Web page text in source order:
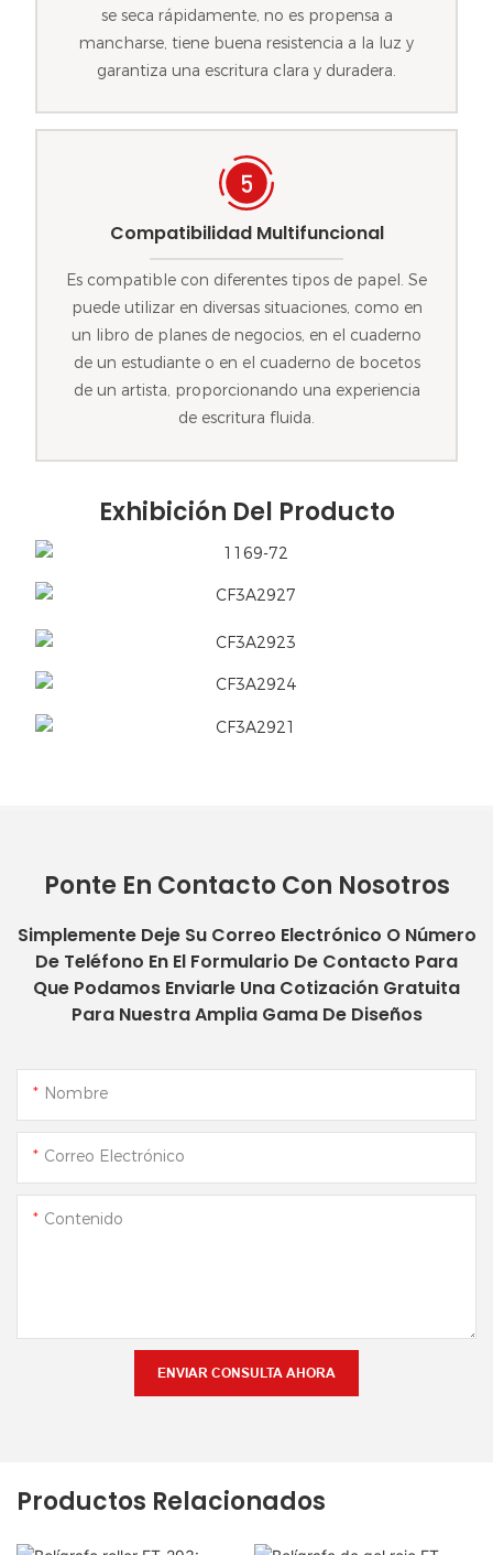
se seca rápidamente, no es propensa a
mancharse, tiene buena resistencia a la luz y
garantiza una escritura clara y duradera.
Compatibilidad Multifuncional
Es compatible con diferentes tipos de papel. Se
puede utilizar en diversas situaciones, como en
un libro de planes de negocios, en el cuaderno
de un estudiante o en el cuaderno de bocetos
de un artista, proporcionando una experiencia
de escritura fluida.
Exhibición Del Producto
Ponte En Contacto Con Nosotros
Simplemente Deje Su Correo Electrónico O Número
De Teléfono En El Formulario De Contacto Para
Que Podamos Enviarle Una Cotización Gratuita
Para Nuestra Amplia Gama De Diseños
Nombre
Correo Electrónico
Contenido
ENVIAR CONSULTA AHORA
Productos Relacionados